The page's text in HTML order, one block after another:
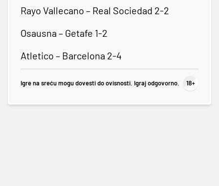
Rayo Vallecano – Real Sociedad 2-2
Osausna – Getafe 1-2
Atletico – Barcelona 2-4
Igre na sreću mogu dovesti do ovisnosti. Igraj odgovorno.